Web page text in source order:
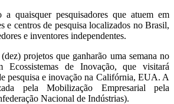
quaisquer pesquisadores que atuem em
e centros de pesquisa localizados no Brasil,
e inventores independentes.
projetos que ganharão uma semana no
Ecossistemas de Inovação, que visitará
pesquisa e inovação na Califórnia, EUA. A
pela Mobilização Empresarial pela
Nacional de Indústrias).